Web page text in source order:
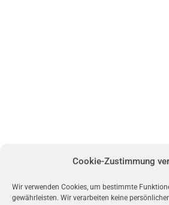
Cookie-Zustimmung
Wir verwenden Cookies, um bestimmte
gewährleisten. Wir verarbeiten keine